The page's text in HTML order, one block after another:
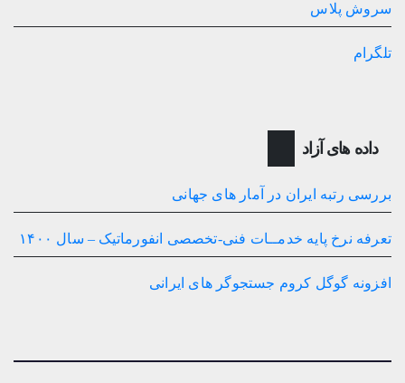
سروش پلاس
تلگرام
داده های آزاد
بررسی رتبه ایران در آمار های جهانی
تعرفه نرخ پایه خدمــات فنی-تخصصی انفورماتیک – سال ۱۴۰۰
افزونه گوگل کروم جستجوگر های ایرانی